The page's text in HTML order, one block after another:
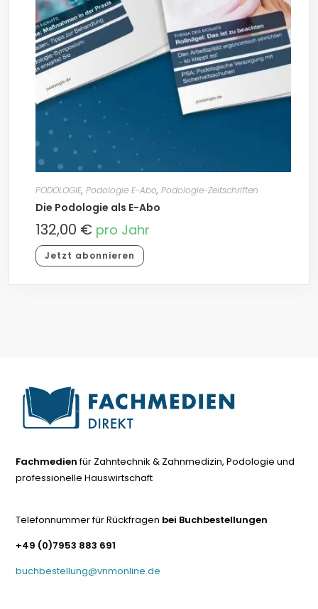
PODOLOGIE, Podologie E-Abo, Podologie-Zeitschriften
Die Podologie als E-Abo
132,00 €pro Jahr
Jetzt abonnieren
Fachmedienfür Zahntechnik & Zahnmedizin, Podologie und
professionelle Hauswirtschaft
Telefonnummer für Rückfragen bei Buchbestellungen
+49 (0)7953 883 691
buchbestellung@vnmonline.de